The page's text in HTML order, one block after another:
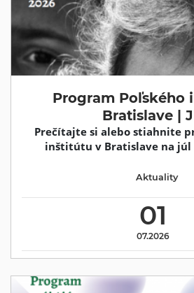
Program Poľského
Bratislave |
Prečítajte si alebo stiahnite
inštitútu v Bratislave na júl
01
07.2026
Aktuality